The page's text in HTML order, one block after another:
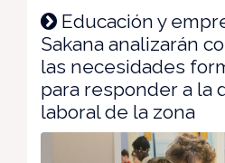
Educación y
Sakana analizarán
las necesidades
para responder a la
laboral de la zona